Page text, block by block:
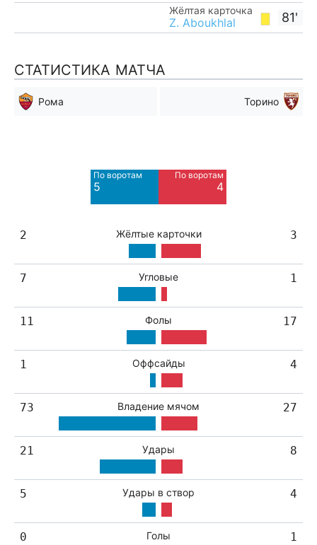
81'
Жёлтая карточка
Z. Aboukhlal
СТАТИСТИКА МАТЧА
Рома Торино
По воротам
5
По воротам
4
2 Жёлтые карточки 3
7 Угловые 1
11 Фолы 17
1 Оффсайды 4
73 Владение мячом 27
21 Удары 8
5 Удары в створ 4
0 Голы 1